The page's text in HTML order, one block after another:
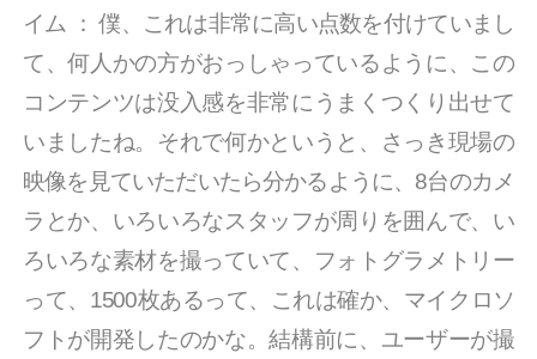
イム ：僕、これは非常に高い点数を付けていまし
て、何人かの方がおっしゃっているように、この
コンテンツは没入感を非常にうまくつくり出せて
いましたね。それで何かというと、さっき現場の
映像を見ていただいたら分かるように、8台のカメ
ラとか、いろいろなスタッフが周りを囲んで、い
ろいろな素材を撮っていて、フォトグラメトリー
って、1500枚あるって、これは確か、マイクロソ
フトが開発したのかな。結構前に、ユーザーが撮